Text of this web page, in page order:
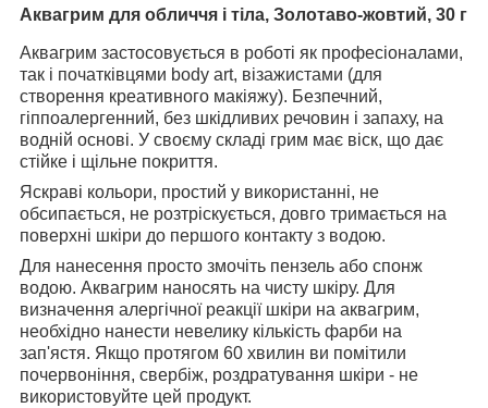
Аквагрим для обличчя і тіла, Золотаво-жовтий, 30 г
Аквагрим застосовується в роботі як професіоналами,
так і початківцями body art, візажистами (для
створення креативного макіяжу). Безпечний,
гіппоалергенний, без шкідливих речовин і запаху, на
водній основі. У своєму складі грим має віск, що дає
стійке і щільне покриття.
Яскраві кольори, простий у використанні, не
обсипається, не розтріскується, довго тримається на
поверхні шкіри до першого контакту з водою.
Для нанесення просто змочіть пензель або спонж
водою. Аквагрим наносять на чисту шкіру. Для
визначення алергічної реакції шкіри на аквагрим,
необхідно нанести невелику кількість фарби на
зап'ястя. Якщо протягом 60 хвилин ви помітили
почервоніння, свербіж, роздратування шкіри - не
використовуйте цей продукт.